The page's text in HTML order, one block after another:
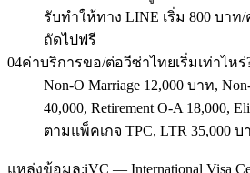
รับทำให้ทาง LINE เริ่ม 800 บา
ถัดไปฟรี
04ค่าบริการขอ/ต่อวีซ่าไทยเริ่มเท่าไหร่
Non-O Marriage 12,000 บาท,
40,000, Retirement O-A 18,000,
ตามแพ็คเกจ TPC, LTR 35,000
แหล่งข้อมูล:iVC — International Visa